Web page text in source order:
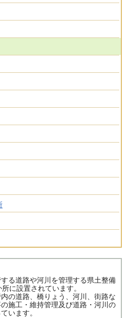
る道路や河川を管理する県土整備
に設置されています。
の道路、橋りょう、河川、街路な
施工・維持管理及び道路・河川の
います。